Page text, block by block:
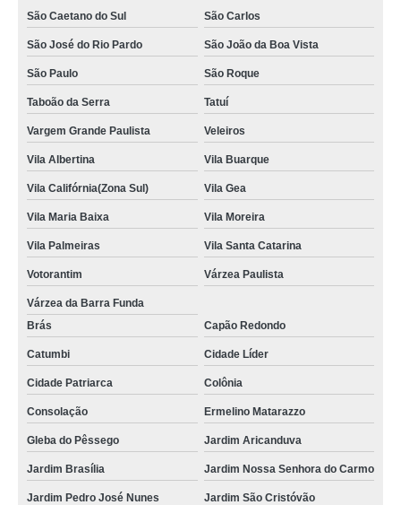
São Caetano do Sul São Carlos
São José do Rio Pardo São João da Boa Vista
São Paulo São Roque
Taboão da Serra Tatuí
Vargem Grande Paulista Veleiros
Vila Albertina Vila Buarque
Vila Califórnia(Zona Sul) Vila Gea
Vila Maria Baixa Vila Moreira
Vila Palmeiras Vila Santa Catarina
Votorantim Várzea Paulista
Várzea da Barra Funda
Brás
Capão Redondo
Catumbi Cidade Líder
Cidade Patriarca Colônia
Consolação Ermelino Matarazzo
Gleba do Pêssego Jardim Aricanduva
Jardim Brasília Jardim Nossa Senhora do Carmo
Jardim Pedro José Nunes Jardim São Cristóvão